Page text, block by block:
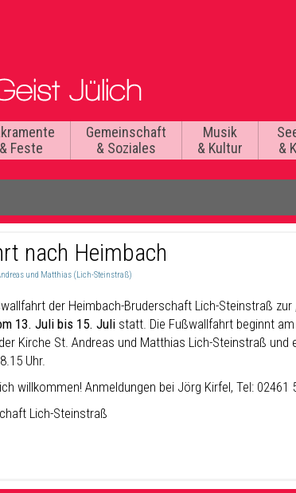
& Feste
Gemeinschaft
& Soziales
Musik
& Kultur
&
nach Heimbach
und Matthias (Lich-Steinstraß)
der Heimbach-Bruderschaft Lich-Steinstraß
13. Juli bis 15. Juli statt. Die Fußwallfahrt beginnt
Kirche St. Andreas und Matthias Lich-Steinstraß
Uhr.
willkommen! Anmeldungen bei Jörg Kirfel, Tel: 02461
Lich-Steinstraß